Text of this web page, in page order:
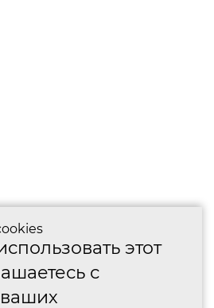
этот
с